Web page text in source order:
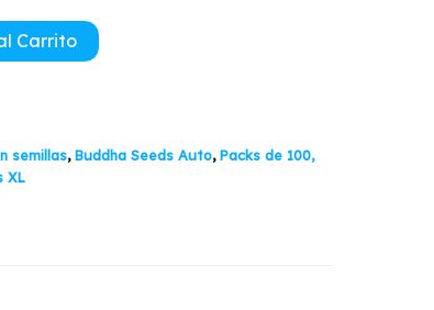
$169.900
Carrito
semillas,Buddha Seeds Auto,Packs de 100,
XL